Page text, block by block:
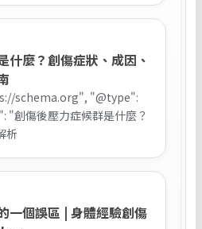
什麼？創傷症狀、成因、
schema.org", "@type":
創傷後壓力症候群是什麼？
析
一個誤區 | 身體經驗創傷